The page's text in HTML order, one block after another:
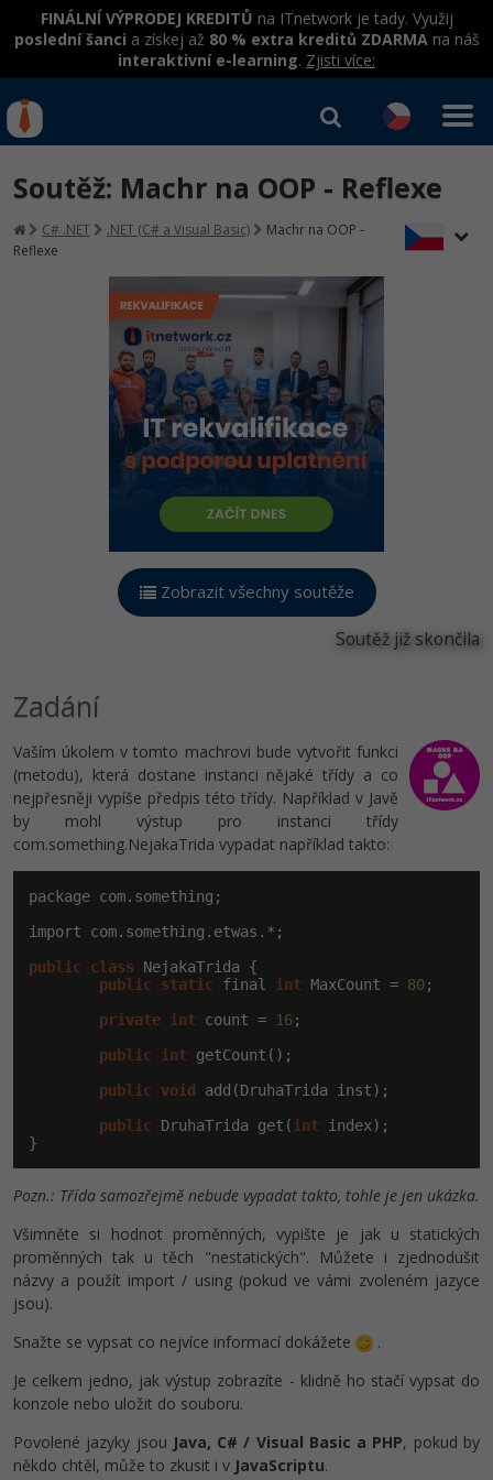
FINÁLNÍ VÝPRODEJ KREDITŮ na ITnetwork je tady. Využij
poslední šanci a získej až 80 % extra kreditů ZDARMAna náš
interaktivní e-learning. Zjisti více:
hrazené úřadem práce
Workshopy zdarma
Umělá inteligence v praxi
Datová analýza v praxi
Školení
Základy programování
Objektové programování - OOP
Umělá inteligence
HTML5, CSS3, Bootstrap, SEO
SQL a databáze
Spring
ASP.NET MVC
Django
Best practices
Školení dle technologií
C# .NET
JavaScript
UML a návrhové vzory
MySQL/MariaDB
MS-SQL
SQLite
Junior programátor
Programátor WWW aplikací
Senior programátor
Front-end developer
Vývojář mobilních aplikací
C# Game developer
Systémový administrátor
Grafik / UX/UI návrhář
3D grafik
Projektový manažer
Databázový analytik
Copywriter
SEO specialista
Kurzy programování
Jak začít?
Java -80%
C#.NET -80%
-80%
JavaScript -80%
PHP
Kotlin -80%
-80%
VB.NET
SQL
Návrh SW -80%
Algoritmy -41%
Umělá inteligence (AI)
Pro děti
Fórum
Testování softwaru
Datová analýza
Digitální gramotnost
Kurzy designu
HTML/CSS -80%
Photoshop -80%
Příběhy absolventů
Blog
Přihlásit se| Registrovat
Soutěž: Machr na OOP - Reflexe
C# .NET .NET (C# a Visual Basic)
Machr na OOP -
Reflexe
Zobrazit všechny soutěže
Soutěž již skončila
Zadání
Vaším úkolem v tomto machrovi bude vytvořit funkci
(metodu), která dostane instanci nějaké třídy a co
nejpřesněji vypíše předpis této třídy. Například v Javě
by mohl výstup pro instanci třídy
com.something­.NejakaTrida vypadat například takto:
package com.something;
import com.something.etwas.*;
public
class NejakaTrida {
public
static final int MaxCount = 80;
private int count = 16;
public
int getCount();
public
void
add(DruhaTrida inst);
public DruhaTrida get(int index);
}
Pozn.: Třída samozřejmě nebude vypadat takto, tohle je jen ukázka.
Všimněte si hodnot proměnných, vypište je jak u statických
proměnných tak u těch "nestatických". Můžete i zjednodušit
názvy a použít import / using (pokud ve vámi zvoleném jazyce
jsou).
Snažte se vypsat co nejvíce informací dokážete
.
Je celkem jedno, jak výstup zobrazíte - klidně ho stačí vypsat do
konzole nebo uložit do souboru.
Povolené jazyky jsou Java, C# / Visual Basic a PHP, pokud by
někdo chtěl, může to zkusit i v JavaScriptu.